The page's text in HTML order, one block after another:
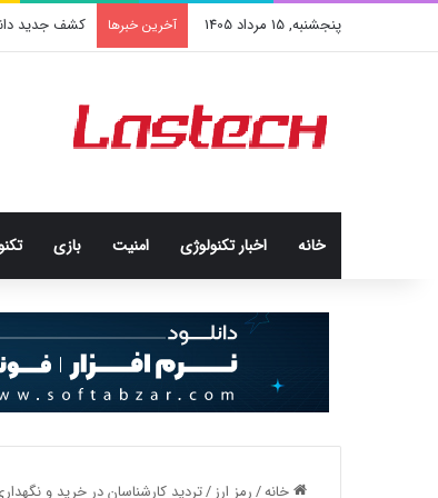
پنجشنبه, 15 مرداد 1405 آخرین خبرها کشف جدید
خانه اخبار تکنولوژی امنيت بازی
خانه/رمز ارز/تردید کارشناسان در خرید و